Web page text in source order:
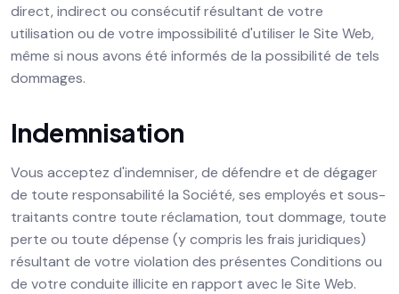
direct, indirect ou consécutif résultant de votre
utilisation ou de votre impossibilité d'utiliser le Site Web,
même si nous avons été informés de la possibilité de tels
dommages.
Indemnisation
Vous acceptez d'indemniser, de défendre et de dégager
de toute responsabilité la Société, ses employés et sous-
traitants contre toute réclamation, tout dommage, toute
perte ou toute dépense (y compris les frais juridiques)
résultant de votre violation des présentes Conditions ou
de votre conduite illicite en rapport avec le Site Web.